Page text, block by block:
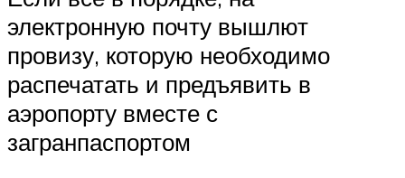
электронную почту вышлют
провизу, которую необходимо
распечатать и предъявить в
аэропорту вместе с
загранпаспортом